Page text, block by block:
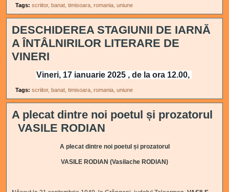
Tags:scriitor banat timisoara romania uniune
DESCHIDEREA STAGIUNII DE IARNĂ
A ÎNTÂLNIRILOR LITERARE DE
VINERI
Vineri, 17 ianuarie 2025 , de la ora 12.00,
Tags:scriitor banat timisoara romania uniune
A plecat dintre noi poetul și prozatorul
VASILE RODIAN
A plecat dintre noi poetul și prozatorul
VASILE RODIAN (Vasilache RODIAN)